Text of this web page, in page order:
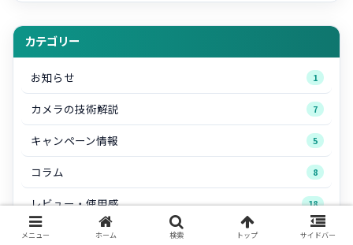
カテゴリー
お知らせ 1
カメラの技術解説 7
キャンペーン情報 5
コラム 8
レビュー・使用感 18
レンズ 9
メニュー ホーム 検索 トップ サイドバー